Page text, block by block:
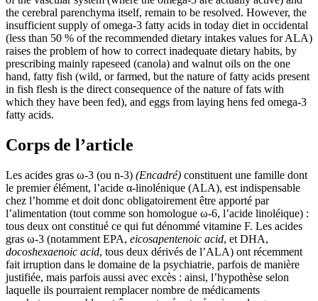
the cerebral parenchyma itself, remain to be resolved. However, the
insufficient supply of omega-3 fatty acids in today diet in occidental
(less than 50 % of the recommended dietary intakes values for ALA)
raises the problem of how to correct inadequate dietary habits, by
prescribing mainly rapeseed (canola) and walnut oils on the one
hand, fatty fish (wild, or farmed, but the nature of fatty acids present
in fish flesh is the direct consequence of the nature of fats with
which they have been fed), and eggs from laying hens fed omega-3
fatty acids.
Corps de l’article
Les acides gras ω-3 (ou n-3) (Encadré) constituent une famille dont
le premier élément, l’acide α-linolénique (ALA), est indispensable
chez l’homme et doit donc obligatoirement être apporté par
l’alimentation (tout comme son homologue ω-6, l’acide linoléique) :
tous deux ont constitué ce qui fut dénommé vitamine F. Les acides
gras ω-3 (notamment EPA, eicosapentenoic acid, et DHA,
docoshexaenoic acid, tous deux dérivés de l’ALA) ont récemment
fait irruption dans le domaine de la psychiatrie, parfois de manière
justifiée, mais parfois aussi avec excès : ainsi, l’hypothèse selon
laquelle ils pourraient remplacer nombre de médicaments